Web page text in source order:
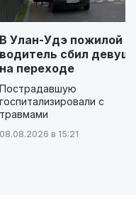
В Улан-Удэ пожилой
водитель сбил
на переходе
Пострадавшую
госпитализировали с
травмами
08.08.2026 в 15:21